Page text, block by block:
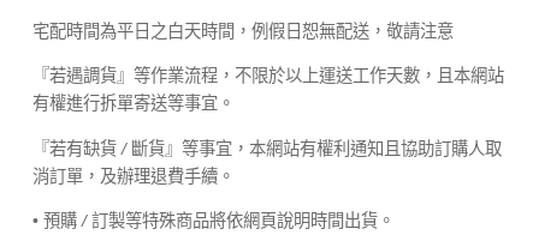
宅配時間為平日之白天時間，例假日恕無配送，敬請注意
『若遇調貨』等作業流程，不限於以上運送工作天數，且本網站
有權進行拆單寄送等事宜。
『若有缺貨/ 斷貨』等事宜，本網站有權利通知且協助訂購人取
消訂單，及辦理退費手續。
• 預購/訂製等特殊商品將依網頁說明時間出貨。